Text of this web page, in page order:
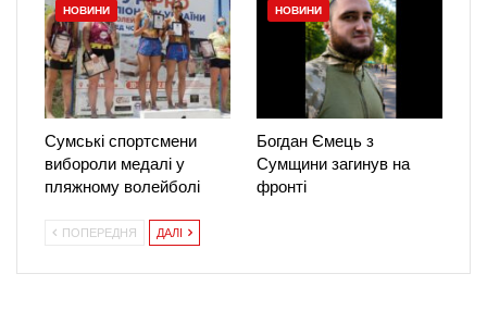
НОВИНИ
Сумські спортсмени
вибороли медалі у
пляжному волейболі
НОВИНИ
Богдан Ємець з
Сумщини загинув на
фронті
ПОПЕРЕДНЯ ДАЛІ